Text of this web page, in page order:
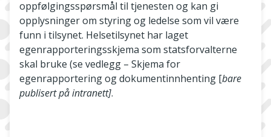
oppfølgingsspørsmål til tjenesten og kan gi
opplysninger om styring og ledelse som vil være
funn i tilsynet. Helsetilsynet har laget
egenrapporteringsskjema som statsforvalterne
skal bruke (se vedlegg – Skjema for
egenrapportering og dokumentinnhenting [bare
publisert på intranett].